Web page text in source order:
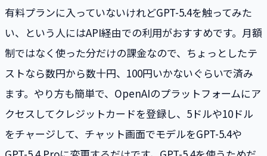
有料プランに入っていないけれどGPT-5.4を触ってみた
い、という人にはAPI経由での利用がおすすめです。月額
制ではなく使った分だけの課金なので、ちょっとしたテ
ストなら数円から数十円、100円いかないぐらいで済み
ます。やり方も簡単で、OpenAIのプラットフォームにア
クセスしてクレジットカードを登録し、5ドルや10ドル
をチャージして、チャット画面でモデルをGPT-5.4や